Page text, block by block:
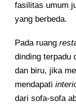
fasilitas umum
yang berbeda.
Pada ruang
dinding terpadu
dan biru, jika
mendapati
dari sofa-sofa